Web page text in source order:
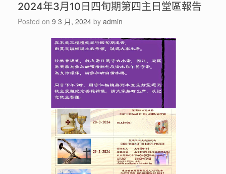
2024年3月10日四旬期第四主日堂區報告
Posted on 9 3 月, 2024 by admin